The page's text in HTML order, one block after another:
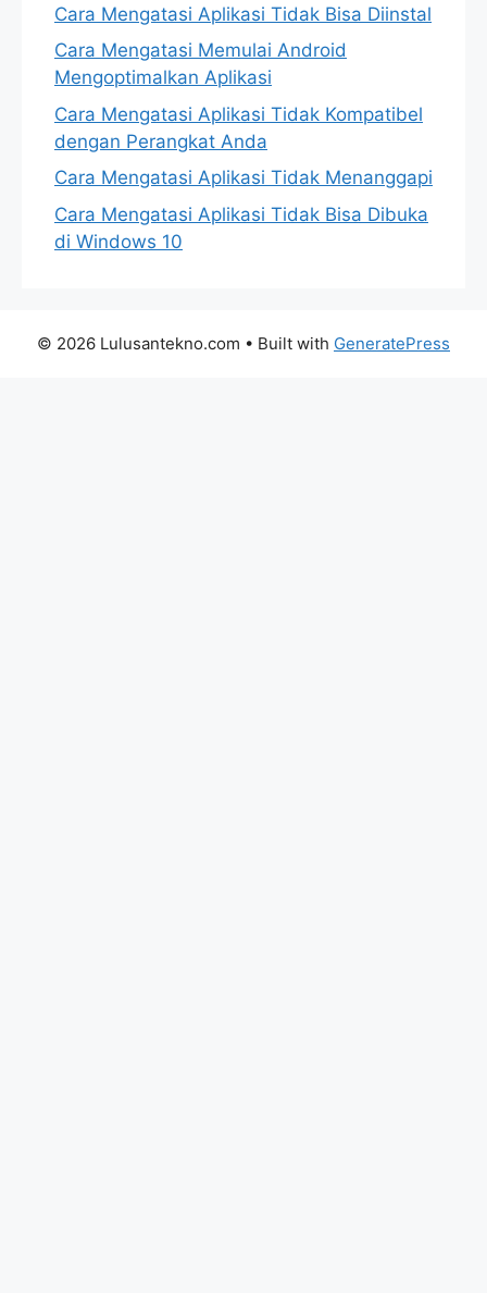
Cara Mengatasi Aplikasi Tidak Bisa Diinstal
Cara Mengatasi Memulai Android
Mengoptimalkan Aplikasi
Cara Mengatasi Aplikasi Tidak Kompatibel
dengan Perangkat Anda
Cara Mengatasi Aplikasi Tidak Menanggapi
Cara Mengatasi Aplikasi Tidak Bisa Dibuka
di Windows 10
© 2026 Lulusantekno.com • Built with GeneratePress